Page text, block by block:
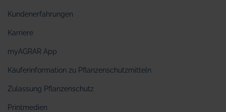
Kundenerfahrungen
Karriere
myAGRAR App
Käuferinformation zu Pflanzenschutzmitteln
Zulassung Pflanzenschutz
Printmedien